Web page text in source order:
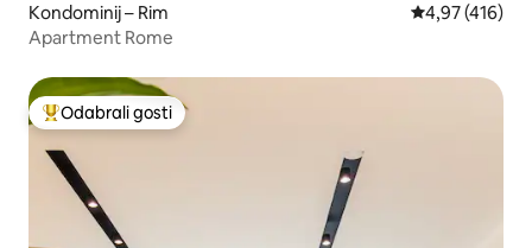
Kondominij – Rim Prosječna
4,97 (416)
Apartment Rome
Među najviše rangiranima s oznakom „Odabrali gosti”
Odabrali gosti